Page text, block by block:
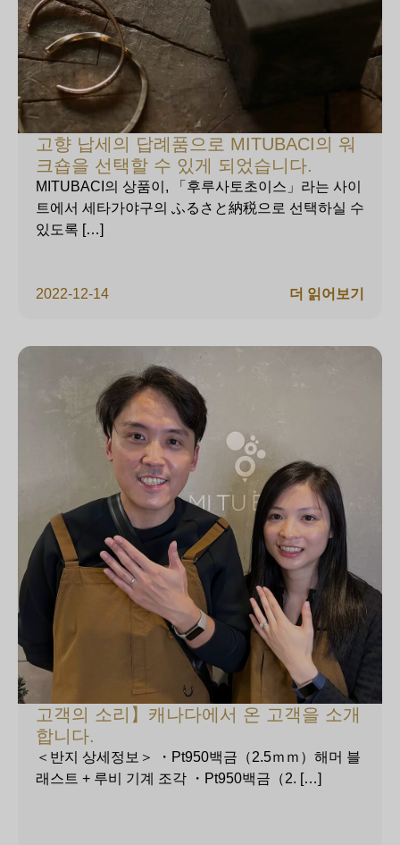
고향 납세의 답례품으로 MITUBACI의 워
크숍을 선택할 수 있게 되었습니다.
2022-12-14
MITUBACI의 상품이, 「후루사토초이스」라는 사이
트에서 세타가야구의 ふるさと納税으로 선택하실 수
있도록 […]
더 읽어보기
고객의 소리】캐나다에서 온 고객을 소개
합니다.
＜반지 상세정보＞ ・Pt950백금（2.5ｍｍ）해머 블
래스트 + 루비 기계 조각 ・Pt950백금（2. […]